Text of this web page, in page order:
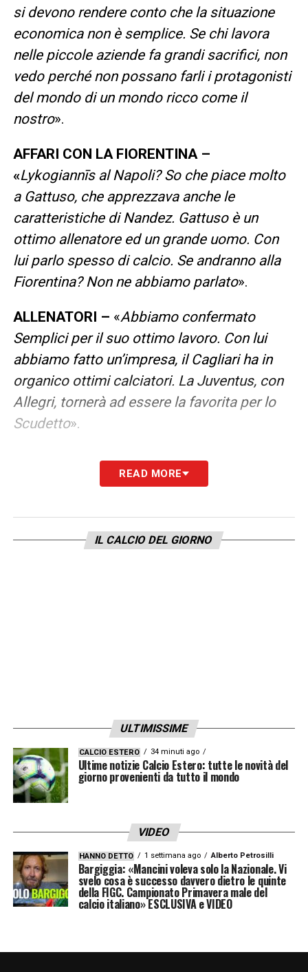
si devono rendere conto che la situazione
economica non è semplice. Se chi lavora
nelle piccole aziende fa grandi sacrifici, non
vedo perché non possano farli i protagonisti
del mondo di un mondo ricco come il
nostro».
AFFARI CON LA FIORENTINA –
«Lykogiannīs al Napoli? So che piace molto
a Gattuso, che apprezzava anche le
caratteristiche di Nandez. Gattuso è un
ottimo allenatore ed un grande uomo. Con
lui parlo spesso di calcio. Se andranno alla
Fiorentina? Non ne abbiamo parlato».
ALLENATORI – «Abbiamo confermato
Semplici per il suo ottimo lavoro. Con lui
abbiamo fatto un’impresa, il Cagliari ha in
organico ottimi calciatori. La Juventus, con
Allegri, tornerà ad essere la favorita per lo
Scudetto».
LA PLAYLIST DELLE NOSTRE TOP NEWS
READ MORE
IL CALCIO DEL GIORNO
ULTIMISSIME
CALCIO ESTERO 34 minuti ago
Ultime notizie Calcio Estero: tutte le novità del
giorno provenienti da tutto il mondo
VIDEO
HANNO DETTO 1 settimana ago Alberto Petrosilli
Bargiggia: «Mancini voleva solo la Nazionale. Vi
svelo cosa è successo davvero dietro le quinte
della FIGC. Campionato Primavera male del
calcio italiano» ESCLUSIVA e VIDEO